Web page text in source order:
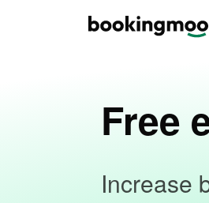
Free
Increase